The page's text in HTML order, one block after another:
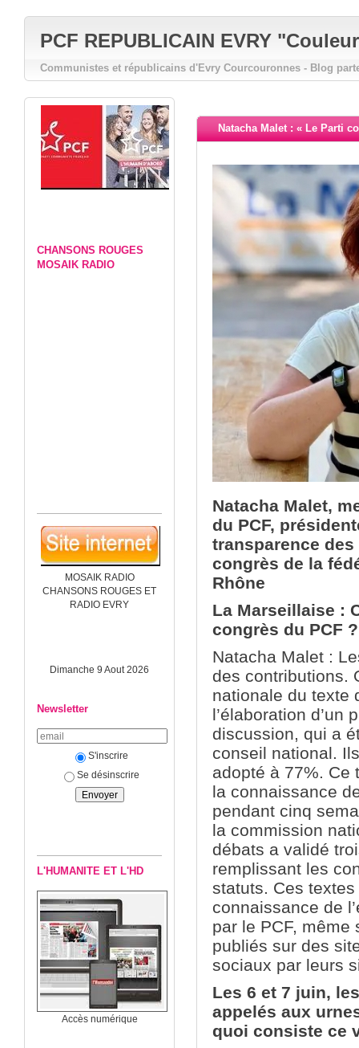
PCF REPUBLICAIN EVRY
Communistes et républicains d'Evry Courcouronnes - Blog
CHANSONS ROUGES
MOSAIK RADIO
MOSAIK RADIO
CHANSONS ROUGES ET
RADIO EVRY
Dimanche 9 Aout 2026
Newsletter
S'inscrire
Se désinscrire
L'HUMANITE ET L'HD
Accès numérique
Natacha Malet : « Le Parti
Natacha Malet,
du PCF,
transparence
congrès de la
Rhône
La Marseillaise :
congrès du PCF ?
Natacha Malet :
des contributions.
nationale du texte
l’élaboration d’un
discussion, qui a
conseil national.
adopté à 77%. Ce
la connaissance
pendant cinq
la commission
débats a validé
remplissant les
statuts. Ces
connaissance de
par le PCF, même
publiés sur des
sociaux par leurs
Les 6 et 7 juin,
appelés aux
quoi consiste ce